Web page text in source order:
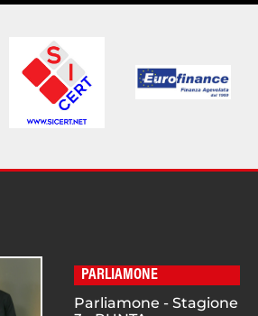
PARLIAMONE
Parliamone - Stagione